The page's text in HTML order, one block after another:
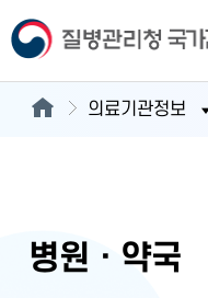
의료기관정보
병원ㆍ약국